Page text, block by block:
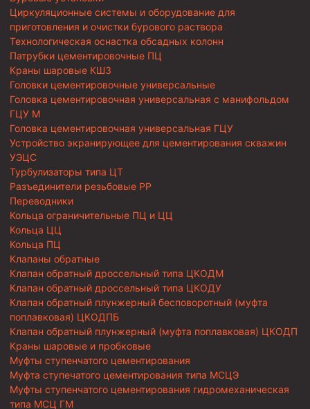
Циркуляционные системы и оборудование для
приготовления и очистки бурового раствора
Технологическая оснастка обсадных колонн
Патрубки цементировочные ПЦ
Краны шаровые КШЗ
Головки цементировочные универсальные
Головка цементировочная универсальная с манифольдом
ГЦУ М
Головка цементировочная универсальная ГЦУ
Устройство экранирующее для цементирования скважин
УЭЦС
Турбулизаторы типа ЦТ
Разъединители резьбовые РР
Переводники
Кольца ограничительные ПЦ и ЦЦ
Кольца ЦЦ
Кольца ПЦ
Клапаны обратные
Клапан обратный дроссельный типа ЦКОДМ
Клапан обратный дроссельный типа ЦКОДУ
Клапан обратный плунжерный бесповоротный (муфта
поплавковая) ЦКОДПБ
Клапан обратный плунжерный (муфта поплавковая) ЦКОДП
Краны шаровые и пробковые
Муфты ступенчатого цементирования
Муфта ступечатого цементирования типа МСЦЭ
Муфты ступенчатого цементирования гидромеханическая
типа МСЦ ГМ